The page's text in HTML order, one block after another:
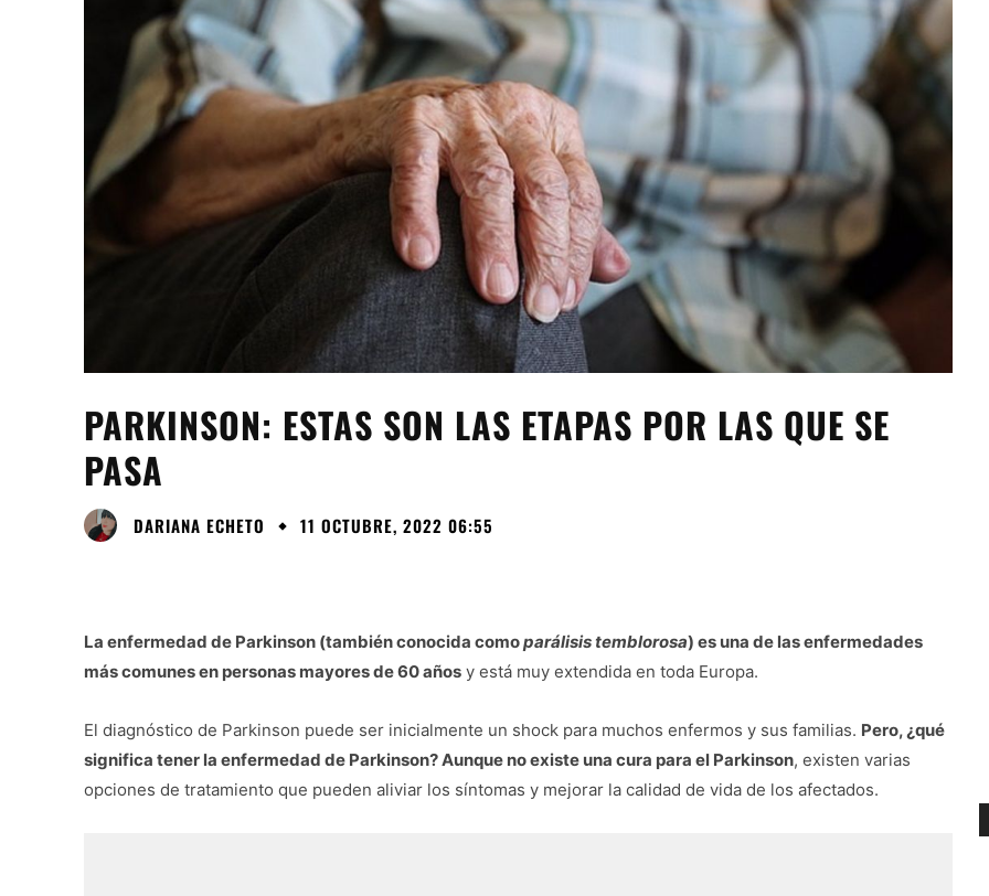
PARKINSON: ESTAS SON LAS ETAPAS POR LAS QUE SE
PASA
DARIANA ECHETO 11 OCTUBRE, 2022 06:55
La enfermedad de Parkinson (también conocida comoparálisis temblorosa) es una de las enfermedades
más comunes en personas mayores de 60 años y está muy extendida en toda Europa.
El diagnóstico de Parkinson puede ser inicialmente un shock para muchos enfermos y sus familias. Pero, ¿qué
significa tener la enfermedad de Parkinson? Aunque no existe una cura para el Parkinson, existen varias
opciones de tratamiento que pueden aliviar los síntomas y mejorar la calidad de vida de los afectados.